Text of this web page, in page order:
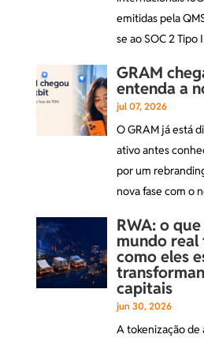
emitidas pela
se ao SOC 2 Tipo
GRAM
entenda a
jul 07, 2026
O GRAM já está
ativo antes
por um
nova fase com o
RWA: o
mundo real
como eles
capitais
jun 30, 2026
A tokenização de